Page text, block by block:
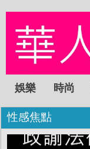
娛樂 時尚
性感焦點